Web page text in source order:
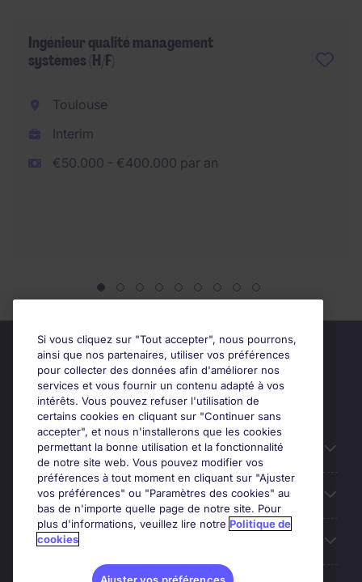
Ingénieur qualité management
systèmes (H/F)
Toulouse
Interim
€50.000 - €400.000 par an
Candidats
Entreprises
Contact
Si vous cliquez sur "Tout accepter", nous pourrons,
ainsi que nos partenaires, utiliser vos préférences
pour collecter des données afin d'améliorer nos
services et vous fournir un contenu adapté à vos
intérêts. Vous pouvez refuser l'utilisation de
certains cookies en cliquant sur "Continuer sans
accepter", et nous n'installerons que les cookies
permettant la bonne utilisation et la fonctionnalité
de notre site web. Vous pouvez modifier vos
préférences à tout moment en cliquant sur "Ajuster
vos préférences" ou "Paramètres des cookies" au
bas de n'importe quelle page de notre site. Pour
plus d'informations, veuillez lire notre Politique de
cookies